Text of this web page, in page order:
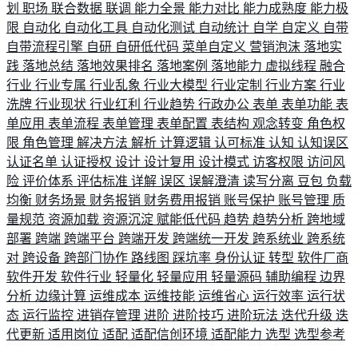
划 职场 联合数据 联调 能力全景 能力对比 能力成熟度 能力极
限 自动化 自动化工具 自动化测试 自动统计 自学 自定义 自带
自带流程引擎 自研 自研低代码 菜单自定义 营销泡沫 落地实
践 落地总结 落地效果排名 落地案例 落地能力 虚拟线程 融合
行业 行业专属 行业乱象 行业大模型 行业定制 行业方案 行业
洗牌 行业现状 行业红利 行业趋势 行政办公 表单 表单功能 表
单应用 表单流程 表单管理 表单配置 表结构 观念转变 角色权
限 角色管理 解决方法 解析 计算逻辑 认可标准 认知 认知误区
认证名单 认证授权 设计 设计复用 设计模式 访客权限 访问风
险 评价体系 评估标准 详解 误区 误解澄清 读写分离 豆包 负载
均衡 财务场景 财务报销 财务费用报销 账号保护 账号管理 质
量规范 资源加载 资源沉淀 赋能低代码 趋势 趋势分析 跨地域
部署 跨端 跨端平台 跨端开发 跨端统一开发 跨系统业 跨系统
对 跨设备 跨部门协作 路线图 踩坑率 身份认证 转型 软件厂商
软件开发 软件行业 轻量化 轻量应用 轻量源码 辅助编程 边界
分析 边缘计算 运维成本 运维技能 运维省心 运行效率 运行状
态 运行监控 进销存管理 进阶 进阶技巧 进阶玩法 迭代升级 迭
代更新 适用岗位 适配 适配信创环境 适配能力 选型 选型参考